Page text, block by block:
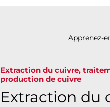
Apprenez-
Extraction du cuivre,
production de cuivre
Extraction du